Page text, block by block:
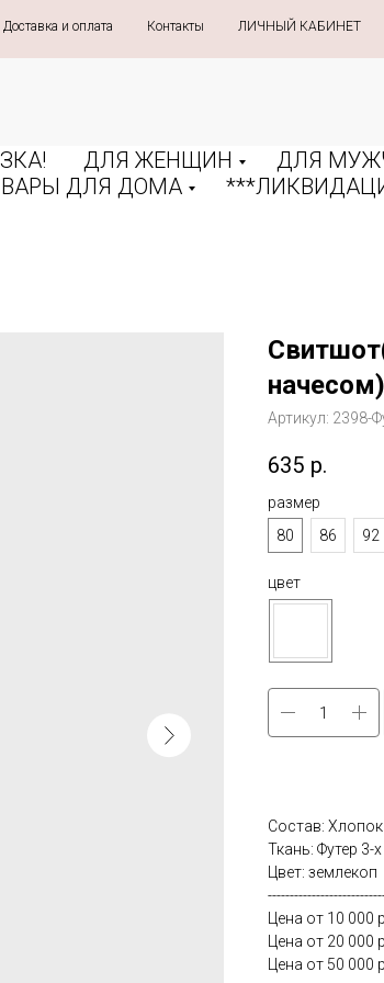
Доставка и оплата Контакты ЛИЧНЫЙ КАБИНЕТ
ДЛЯ ЖЕНЩИН ДЛЯ
ДЛЯ ДОМА
начесом)
Артикул: 2398-
635 р.
размер
80
86 92
цвет
Состав:
Ткань: Футер 3-
Цвет: землекоп
Цена от 10 000
Цена от 20 000
Цена от 50 000